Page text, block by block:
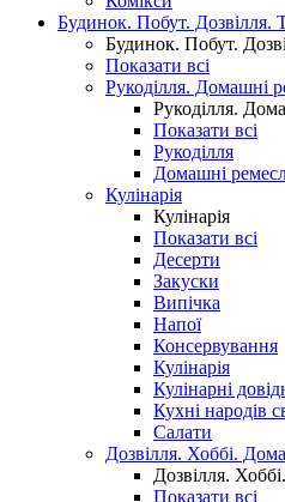
Будинок. Побут. Дозвілля.
Будинок. Побут.
Показати всі
Рукоділля. Домашні
Рукоділля.
Показати всі
Рукоділля
Домашні
Кулінарія
Кулінарія
Показати всі
Десерти
Закуски
Випічка
Напої
Консервування
Кулінарія
Кулінарні
Кухні народів
Салати
Дозвілля. Хоббі.
Дозвілля.
Показати всі